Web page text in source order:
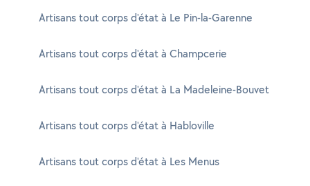
Artisans tout corps d'état à Le Pin-la-Garenne
Artisans tout corps d'état à Champcerie
Artisans tout corps d'état à La Madeleine-Bouvet
Artisans tout corps d'état à Habloville
Artisans tout corps d'état à Les Menus